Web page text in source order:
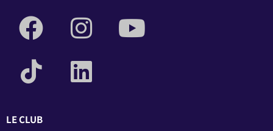
LE CLUB